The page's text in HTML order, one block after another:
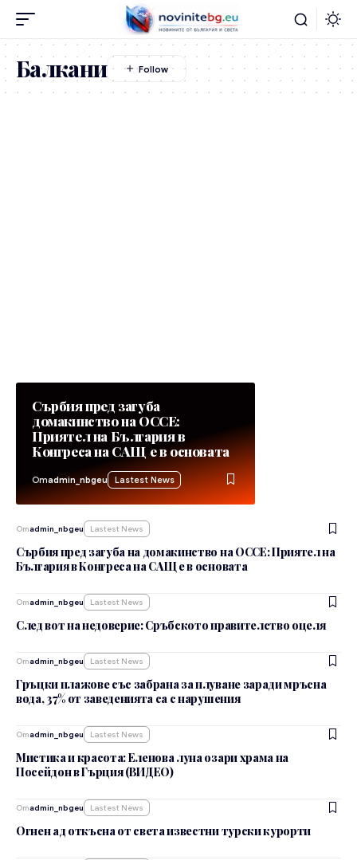
Балкани
Сърбия пред загуба
домакинство на ОССЕ:
Приятел на България в
Конгреса на САЩ e в основата
Отadmin_nbgeu Lastest News
Отadmin_nbgeu Lastest News
Сърбия пред загуба на домакинство на ОССЕ: Приятел на
България в Конгреса на САЩ e в основата
Отadmin_nbgeu Lastest News
След вот на недоверие: Сръбското правителство оцеля
Отadmin_nbgeu Lastest News
Гръцки плажове със забрана за плуване заради мръсна
вода, 37% от заведенията са с нарушения
Отadmin_nbgeu Lastest News
Мистика и красота: Еленова луна озари храма на
Посейдон в Гърция (ВИДЕО)
Отadmin_nbgeu Lastest News
Огнен ад откъсна от света известни турски курорти